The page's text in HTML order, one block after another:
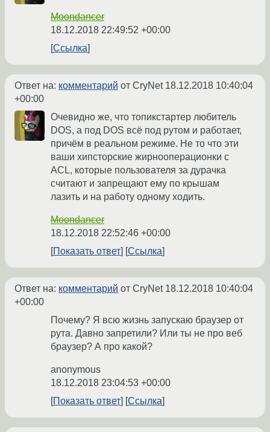
Moondancer
18.12.2018 22:49:52 +00:00
Ссылка
Ответ на: комментарий от CryNet 18.12.2018 10:40:04
+00:00
Очевидно же, что топикстартер любитель
DOS, а под DOS всё под рутом и работает,
причём в реальном режиме. Не то что эти
ваши хипсторские жирнооперационки с
ACL, которые пользователя за дурачка
считают и запрещают ему по крышам
лазить и на работу одному ходить.
Moondancer
18.12.2018 22:52:46 +00:00
Показать ответ
Ссылка
Ответ на: комментарий от CryNet 18.12.2018 10:40:04
+00:00
Почему? Я всю жизнь запускаю браузер от
рута. Давно запретили? Или ты не про веб
браузер? А про какой?
anonymous
18.12.2018 23:04:53 +00:00
Показать ответ
Ссылка